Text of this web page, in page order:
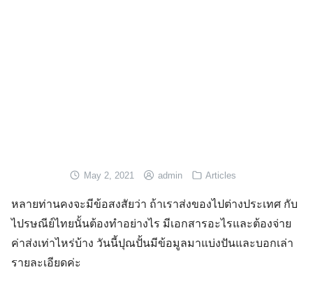
May 2, 2021 admin Articles
หลายท่านคงจะมีข้อสงสัยว่า ถ้าเราส่งของไปต่างประเทศ กับ
ไปรษณีย์ไทยนั้นต้องทำอย่างไร มีเอกสารอะไรและต้องจ่าย
ค่าส่งเท่าไหร่บ้าง วันนี้ปุณปั้นมีข้อมูลมาแบ่งปันและบอกเล่า
รายละเอียดค่ะ